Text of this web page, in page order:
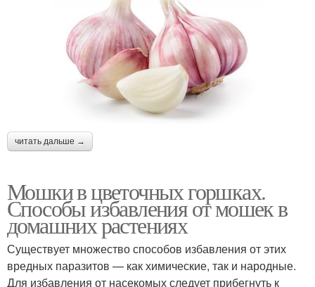
читать дальше →
Мошки в цветочных горшках.
Способы избавления от мошек в
домашних растениях
Существует множество способов избавления от этих
вредных паразитов — как химические, так и народные.
Для избавления от насекомых следует прибегнуть к